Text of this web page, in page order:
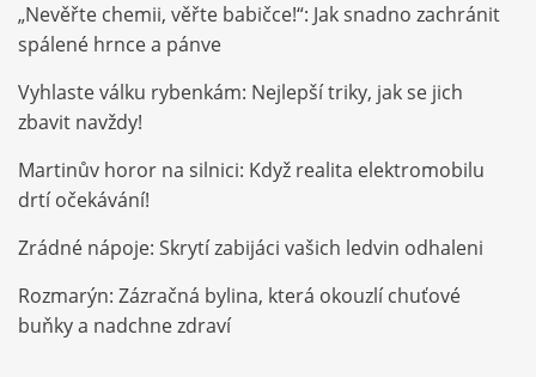
„Nevěřte chemii, věřte babičce!“: Jak snadno zachránit
spálené hrnce a pánve
Vyhlaste válku rybenkám: Nejlepší triky, jak se jich
zbavit navždy!
Martinův horor na silnici: Když realita elektromobilu
drtí očekávání!
Zrádné nápoje: Skrytí zabijáci vašich ledvin odhaleni
Rozmarýn: Zázračná bylina, která okouzlí chuťové
buňky a nadchne zdraví